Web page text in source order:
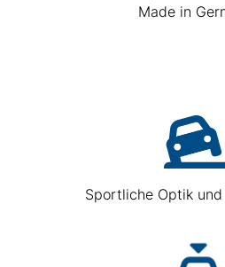
Made in
Sportliche Optik